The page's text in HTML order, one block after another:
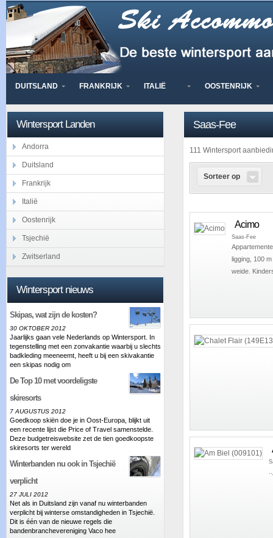
DUITSLAND FRANKRIJK ITALIË OOSTENRIJK
Wintersport Landen
Andorra
Duitsland
Frankrijk
Italië
Oostenrijk
Tsjechië
Zwitserland
Wintersport nieuws
Skipas, wat zijn de kosten?
30 OKTOBER 2012
Jaarlijks gaan vele Nederlands op Wintersport. In
tegenstelling met een zonvakantie waarbij u slechts
badkleding meeneemt, heeft u bij een skivakantie
een skipas nodig om
De Top 10 met voordeligste
skiresorts
7 AUGUSTUS 2012
Goedkoop skiën doe je in Oost-Europa, blijkt uit
een recente lijst die Price of Travel samenstelde.
Deze budgetreiswebsite zet de tien goedkoopste
skiresorts ter wereld
Winterbanden nu ook in Tsjechië
verplicht
27 JULI 2012
Net als in Duitsland zijn vanaf nu winterbanden
verplicht bij winterse omstandigheden in Tsjechië.
Dit is één van de nieuwe regels die
bandenbranchevereniging Vaco hee
Saas-Fee
111 Wintersport
Sorteer op
Acimo
Saas-Fee
ligging, 100
weide.